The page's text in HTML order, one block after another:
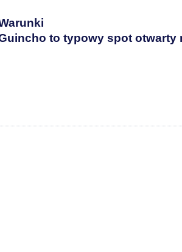
to typowy spot otwarty